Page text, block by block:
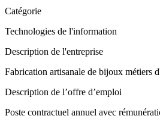
Catégorie
Technologies de l'information
Description de l'entreprise
Fabrication artisanale de bijoux métiers
Description de l’offre d’emploi
Poste contractuel annuel avec